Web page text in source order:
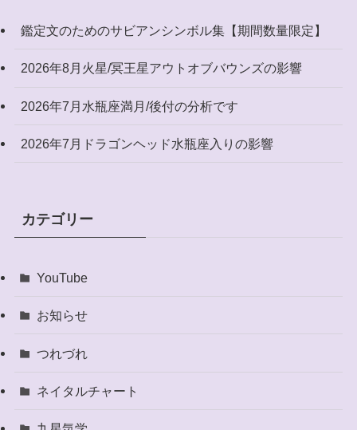
鑑定文のためのサビアンシンボル集【期間数量限定】
2026年8月火星/冥王星アウトオブバウンズの影響
2026年7月水瓶座満月/後付の分析です
2026年7月ドラゴンヘッド水瓶座入りの影響
カテゴリー
YouTube
お知らせ
つれづれ
ネイタルチャート